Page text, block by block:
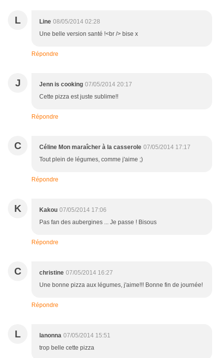
L Line 08/05/2014 02:28
Une belle version santé !<br /> bise x
Répondre
J Jenn is cooking 07/05/2014 20:17
Cette pizza est juste sublime!!
Répondre
C Céline Mon maraîcher à la casserole 07/05/2014 17:17
Tout plein de légumes, comme j'aime ;)
Répondre
K Kakou 07/05/2014 17:06
Pas fan des aubergines ... Je passe ! Bisous
Répondre
C christine 07/05/2014 16:27
Une bonne pizza aux légumes, j'aime!!! Bonne fin de journée!
Répondre
L lanonna 07/05/2014 15:51
trop belle cette pizza